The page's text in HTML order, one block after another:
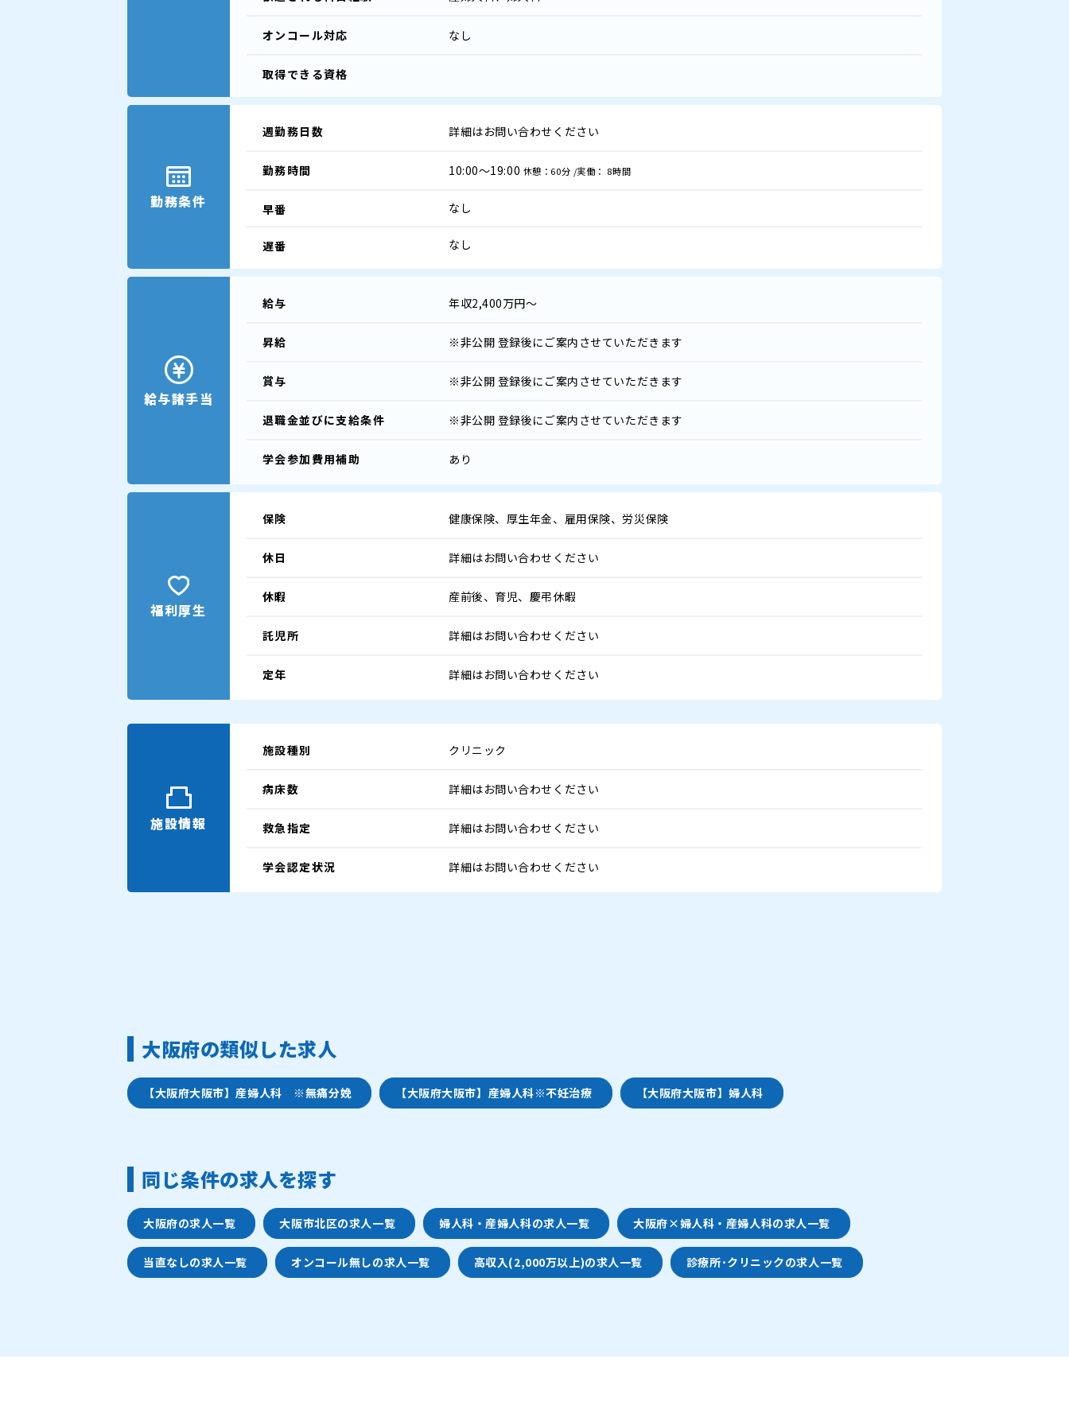
オンコール対応 なし
取得できる資格
勤務条件
週勤務日数 詳細はお問い合わせください
勤務時間 10:00～19:00 休憩：60分 /実働： 8時間
早番 なし
遅番 なし
給与諸手当
給与 年収2,400万円～
昇給 ※非公開 登録後にご案内させていただきます
賞与 ※非公開 登録後にご案内させていただきます
退職金並びに支給条件 ※非公開 登録後にご案内させていただきます
学会参加費用補助 あり
福利厚生
保険 健康保険、厚生年金、雇用保険、労災保険
休日 詳細はお問い合わせください
休暇 産前後、育児、慶弔休暇
託児所 詳細はお問い合わせください
定年 詳細はお問い合わせください
施設情報
施設種別 クリニック
病床数 詳細はお問い合わせください
救急指定 詳細はお問い合わせください
学会認定状況 詳細はお問い合わせください
大阪府の類似した求人
【大阪府大阪市】産婦人科 ※無痛分娩 【大阪府大阪市】産婦人科※不妊治療 【大阪府大阪市】婦人科
同じ条件の求人を探す
大阪府の求人一覧 大阪市北区の求人一覧 婦人科・産婦人科の求人一覧 大阪府×婦人科・産婦人科の求人一覧
当直なしの求人一覧 オンコール無しの求人一覧 高収入(2,000万以上)の求人一覧 診療所･クリニックの求人一覧